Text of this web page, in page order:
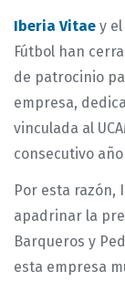
Iberia Vitae y
Fútbol han
de patrocinio
empresa,
vinculada al
consecutivo
Por esta razón,
apadrinar la
Barqueros y
esta empresa